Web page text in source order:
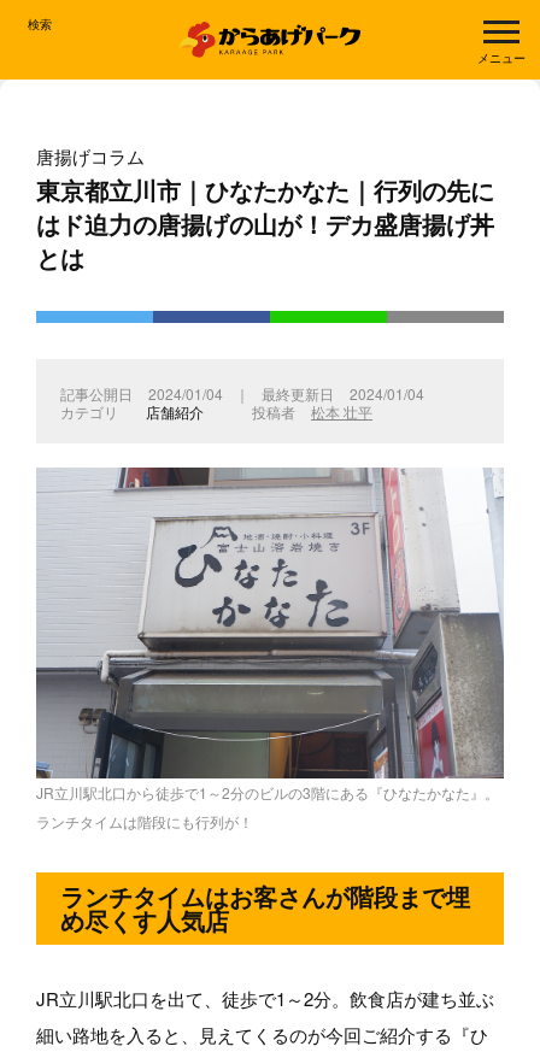
検索
メニュー
唐揚げコラム
東京都立川市｜ひなたかなた｜行列の先に
はド迫力の唐揚げの山が！デカ盛唐揚げ丼
とは
2024/01/04 ｜
2024/01/04
店舗紹介
松本 壮平
JR立川駅北口から徒歩で1～2分のビルの3階にある『ひなたかなた』。
ランチタイムは階段にも行列が！
ランチタイムはお客さんが階段まで埋
め尽くす人気店
JR立川駅北口を出て、徒歩で1～2分。飲食店が建ち並ぶ
細い路地を入ると、見えてくるのが今回ご紹介する『ひ